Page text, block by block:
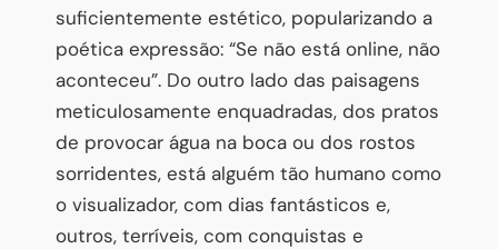
suficientemente estético, popularizando a
poética expressão: “Se não está online, não
aconteceu”. Do outro lado das paisagens
meticulosamente enquadradas, dos pratos
de provocar água na boca ou dos rostos
sorridentes, está alguém tão humano como
o visualizador, com dias fantásticos e,
outros, terríveis, com conquistas e